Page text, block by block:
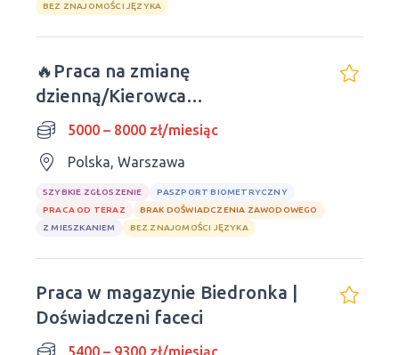
BEZ ZNAJOMOŚCI JĘZYKA
🔥Praca na zmianę
dzienną/Kierowca
kurierski/Polskie prawo jazdy
5000 – 8000 zł/miesiąc
Polska, Warszawa
SZYBKIE ZGŁOSZENIE
PASZPORT BIOMETRYCZNY
PRACA OD TERAZ
BRAK DOŚWIADCZENIA ZAWODOWEGO
Z MIESZKANIEM
BEZ ZNAJOMOŚCI JĘZYKA
Praca w magazynie Biedronka |
Doświadczeni faceci
5400 – 9300 zł/miesiąc